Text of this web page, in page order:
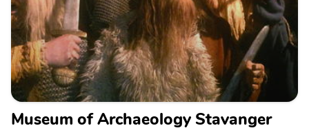
Museum of Archaeology Stavanger